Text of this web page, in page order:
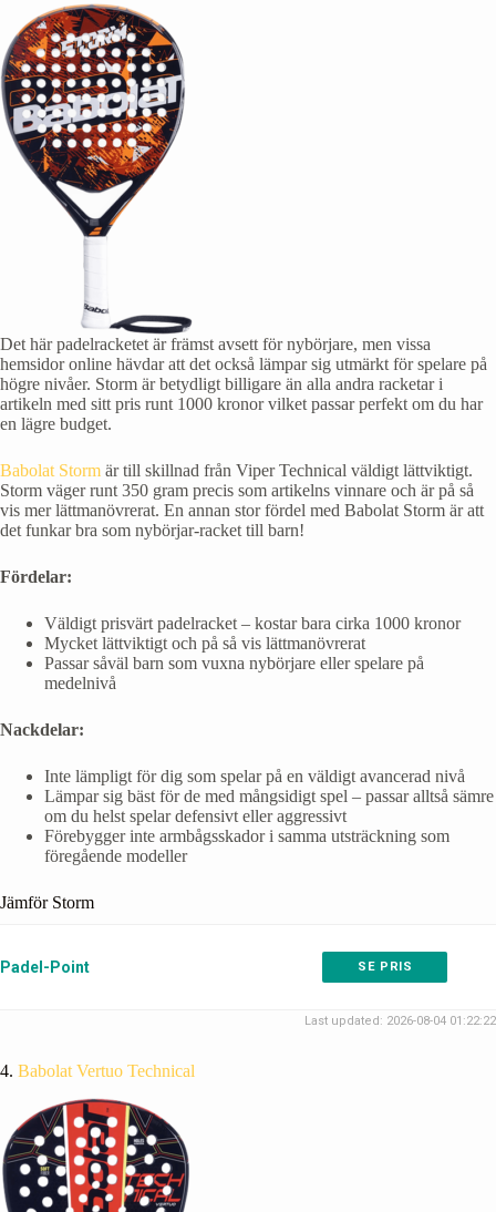
Det här padelracketet är främst avsett för nybörjare, men vissa
hemsidor online hävdar att det också lämpar sig utmärkt för spelare på
högre nivåer. Storm är betydligt billigare än alla andra racketar i
artikeln med sitt pris runt 1000 kronor vilket passar perfekt om du har
en lägre budget.
Babolat Storm är till skillnad från Viper Technical väldigt lättviktigt.
Storm väger runt 350 gram precis som artikelns vinnare och är på så
vis mer lättmanövrerat. En annan stor fördel med Babolat Storm är att
det funkar bra som nybörjar-racket till barn!
Fördelar:
Väldigt prisvärt padelracket – kostar bara cirka 1000 kronor
Mycket lättviktigt och på så vis lättmanövrerat
Passar såväl barn som vuxna nybörjare eller spelare på
medelnivå
Nackdelar:
Inte lämpligt för dig som spelar på en väldigt avancerad nivå
Lämpar sig bäst för de med mångsidigt spel – passar alltså sämre
om du helst spelar defensivt eller aggressivt
Förebygger inte armbågsskador i samma utsträckning som
föregående modeller
Jämför Storm
Padel-Point SE PRIS
Last updated: 2026-08-04 01:22:22
4. Babolat Vertuo Technical